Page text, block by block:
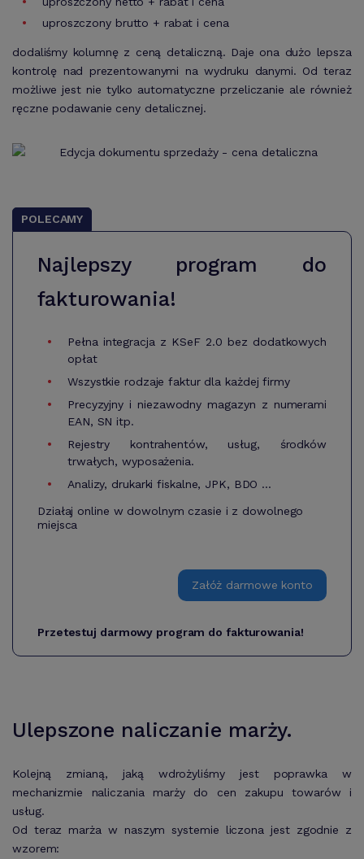
uproszczony brutto + rabat i cena
dodaliśmy kolumnę z ceną detaliczną. Daje ona dużo lepsza
kontrolę nad prezentowanymi na wydruku danymi. Od teraz
możliwe jest nie tylko automatyczne przeliczanie ale również
ręczne podawanie ceny detalicznej.
POLECAMY
Najlepszy program do
fakturowania!
Pełna integracja z KSeF 2.0 bez dodatkowych
opłat
Wszystkie rodzaje faktur dla każdej firmy
Precyzyjny i niezawodny magazyn z numerami
EAN, SN itp.
Rejestry kontrahentów, usług, środków
trwałych, wyposażenia.
Analizy, drukarki fiskalne, JPK, BDO ...
Działaj online w dowolnym czasie i z dowolnego
miejsca
Załóż darmowe konto
Przetestuj darmowy program do fakturowania!
Ulepszone naliczanie marży.
Kolejną zmianą, jaką wdrożyliśmy jest poprawka w
mechanizmie naliczania marży do cen zakupu towarów i
usług.
Od teraz marża w naszym systemie liczona jest zgodnie z
wzorem: